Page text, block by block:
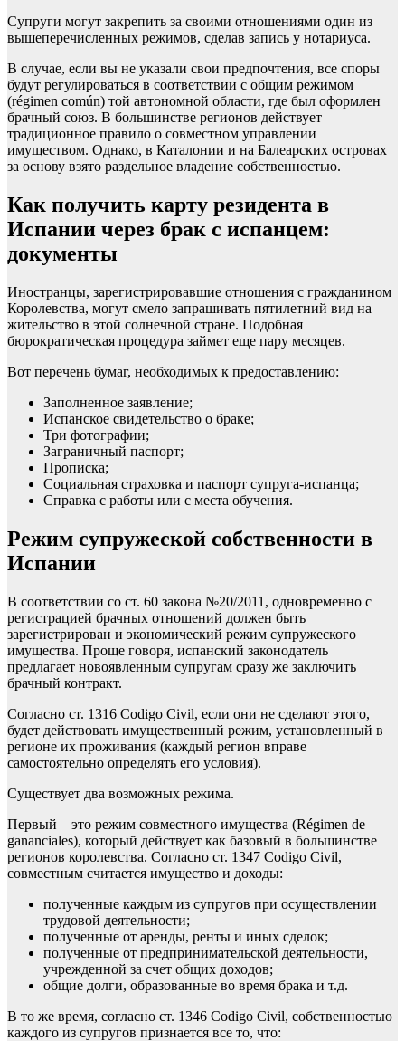
Супруги могут закрепить за своими отношениями один из
вышеперечисленных режимов, сделав запись у нотариуса.
В случае, если вы не указали свои предпочтения, все споры
будут регулироваться в соответствии с общим режимом
(régimen común) той автономной области, где был оформлен
брачный союз. В большинстве регионов действует
традиционное правило о совместном управлении
имуществом. Однако, в Каталонии и на Балеарских островах
за основу взято раздельное владение собственностью.
Как получить карту резидента в
Испании через брак с испанцем:
документы
Иностранцы, зарегистрировавшие отношения с гражданином
Королевства, могут смело запрашивать пятилетний вид на
жительство в этой солнечной стране. Подобная
бюрократическая процедура займет еще пару месяцев.
Вот перечень бумаг, необходимых к предоставлению:
Заполненное заявление;
Испанское свидетельство о браке;
Три фотографии;
Заграничный паспорт;
Прописка;
Социальная страховка и паспорт супруга-испанца;
Справка с работы или с места обучения.
Режим супружеской собственности в
Испании
В соответствии со ст. 60 закона №20/2011, одновременно с
регистрацией брачных отношений должен быть
зарегистрирован и экономический режим супружеского
имущества. Проще говоря, испанский законодатель
предлагает новоявленным супругам сразу же заключить
брачный контракт.
Согласно ст. 1316 Codigo Civil, если они не сделают этого,
будет действовать имущественный режим, установленный в
регионе их проживания (каждый регион вправе
самостоятельно определять его условия).
Существует два возможных режима.
Первый – это режим совместного имущества (Régimen de
gananciales), который действует как базовый в большинстве
регионов королевства. Согласно ст. 1347 Codigo Civil,
совместным считается имущество и доходы:
полученные каждым из супругов при осуществлении
трудовой деятельности;
полученные от аренды, ренты и иных сделок;
полученные от предпринимательской деятельности,
учрежденной за счет общих доходов;
общие долги, образованные во время брака и т.д.
В то же время, согласно ст. 1346 Codigo Civil, собственностью
каждого из супругов признается все то, что: